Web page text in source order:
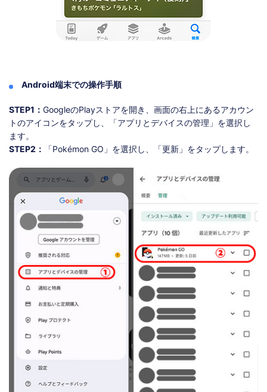
Android端末での操作手順
STEP1： GoogleのPlayストアを開き、画面の右上にあるアカウン
トのアイコンをタップし、「アプリとデバイスの管理」を選択し
ます。
STEP2：
「Pokémon GO」を選択し、「更新」をタップします。